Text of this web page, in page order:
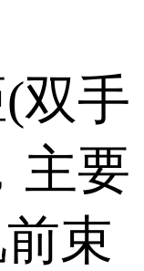
手
主要
束